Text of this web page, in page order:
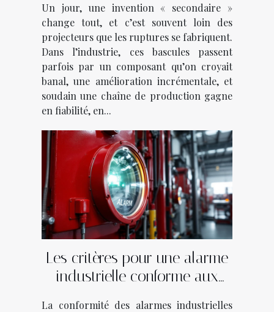
Un jour, une invention « secondaire »
change tout, et c’est souvent loin des
projecteurs que les ruptures se fabriquent.
Dans l’industrie, ces bascules passent
parfois par un composant qu’on croyait
banal, une amélioration incrémentale, et
soudain une chaîne de production gagne
en fiabilité, en...
Les critères pour une alarme
industrielle conforme aux
La conformité des alarmes industrielles